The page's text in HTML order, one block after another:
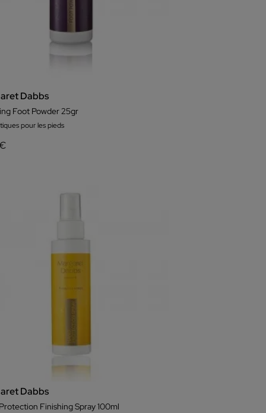
Dabbs
Foot Powder 25gr
pour les pieds
Dabbs
Finishing Spray 100ml